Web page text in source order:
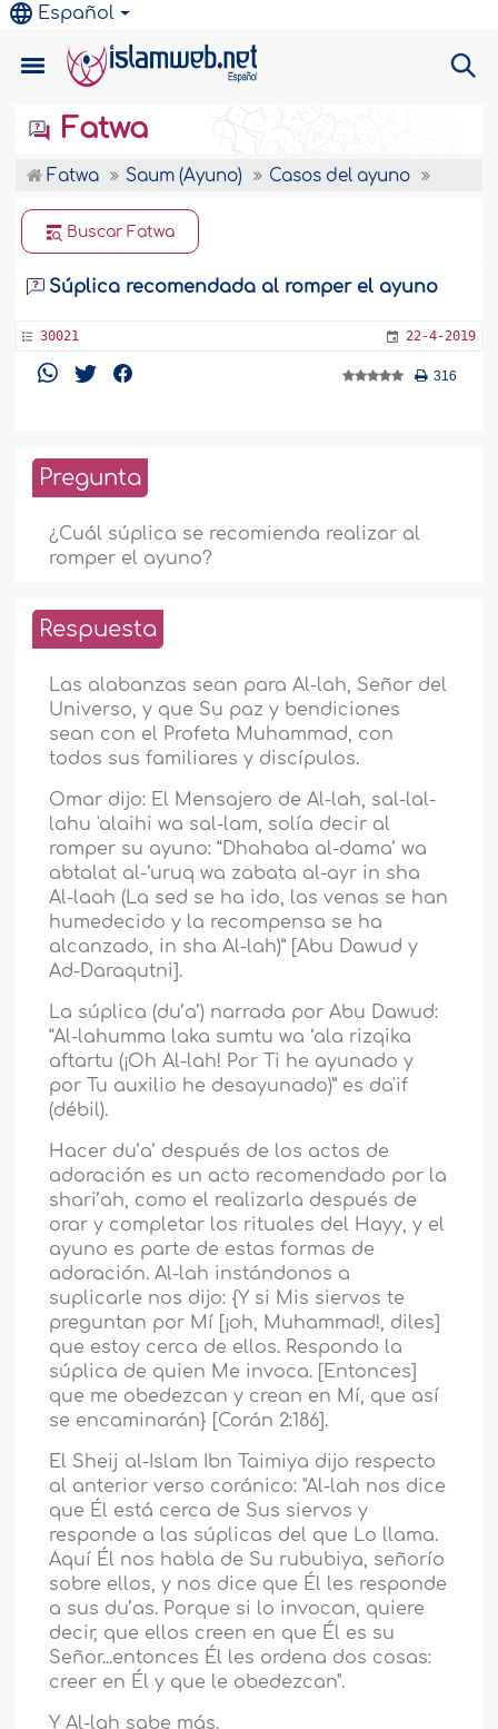
Español
Fatwa
Fatwa Saum (Ayuno) Casos del ayuno
Buscar Fatwa
Súplica recomendada al romper el ayuno
30021 22-4-2019
316
Pregunta
¿Cuál súplica se recomienda realizar al
romper el ayuno?
Respuesta
Las alabanzas sean para Al-lah, Señor del
Universo, y que Su paz y bendiciones
sean con el Profeta Muhammad, con
todos sus familiares y discípulos.
Omar dijo: El Mensajero de Al-lah, sal-lal-
lahu 'alaihi wa sal-lam, solía decir al
romper su ayuno: “Dhahaba al-dama’ wa
abtalat al-‘uruq wa zabata al-ayr in sha
Al-laah (La sed se ha ido, las venas se han
humedecido y la recompensa se ha
alcanzado, in sha Al-lah)” [Abu Dawud y
Ad-Daraqutni].
La súplica (du’a’) narrada por Abu Dawud:
“Al-lahumma laka sumtu wa ‘ala rizqika
aftartu (¡Oh Al-lah! Por Ti he ayunado y
por Tu auxilio he desayunado)” es da'if
(débil).
Hacer du’a’ después de los actos de
adoración es un acto recomendado por la
shari’ah, como el realizarla después de
orar y completar los rituales del Hayy, y el
ayuno es parte de estas formas de
adoración. Al-lah instándonos a
suplicarle nos dijo: {Y si Mis siervos te
preguntan por Mí [¡oh, Muhammad!, diles]
que estoy cerca de ellos. Respondo la
súplica de quien Me invoca. [Entonces]
que me obedezcan y crean en Mí, que así
se encaminarán} [Corán 2:186].
El Sheij al-Islam Ibn Taimiya dijo respecto
al anterior verso coránico: "Al-lah nos dice
que Él está cerca de Sus siervos y
responde a las súplicas del que Lo llama.
Aquí Él nos habla de Su rububiya, señorío
sobre ellos, y nos dice que Él les responde
a sus du’as. Porque si lo invocan, quiere
decir, que ellos creen en que Él es su
Señor...entonces Él les ordena dos cosas:
creer en Él y que le obedezcan".
Y Al-lah sabe más.